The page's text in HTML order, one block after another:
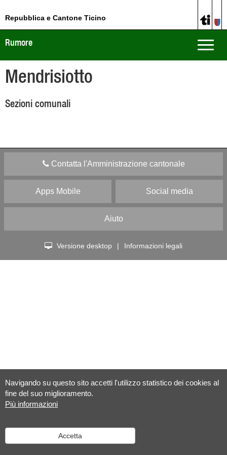
Navigando su questo sito accetti l'utilizzo statistico dei cookies al
fine del suo miglioramento.
Più informazioni
Accetta
Repubblica e Cantone Ticino
Toggle
Rumore
Mendrisiotto
Sezioni comunali
Contatta l'Amministrazione cantonale
Apps Mobile Social media
Aiuto
Versione desktop | Informazioni legali